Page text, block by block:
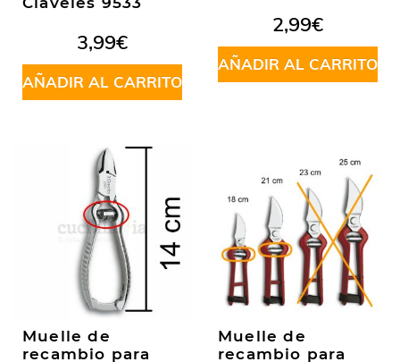
3,99€
AÑADIR AL CARRITO
2,99€
AÑADIR AL CARRITO
Muelle de
recambio para
Muelle de
recambio para